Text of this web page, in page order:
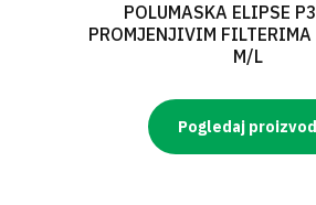
POLUMASKA ELIPSE
PROMJENJIVIM
M/L
Pogledaj proizvod